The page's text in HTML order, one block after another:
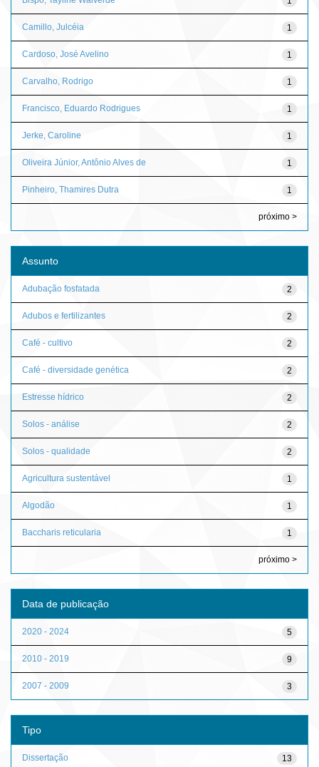
1
Camillo, Julcéia
1
Cardoso, José Avelino
1
Carvalho, Rodrigo
1
Francisco, Eduardo Rodrigues
1
Jerke, Caroline
1
Oliveira Júnior, Antônio Alves de
1
Pinheiro, Thamires Dutra
próximo >
Assunto
2
Adubação fosfatada
2
Adubos e fertilizantes
2
Café - cultivo
2
Café - diversidade genética
2
Estresse hídrico
2
Solos - análise
2
Solos - qualidade
1
Agricultura sustentável
1
Algodão
1
Baccharis reticularia
próximo >
Data de publicação
5
2020 - 2024
9
2010 - 2019
3
2007 - 2009
Tipo
13
Dissertação